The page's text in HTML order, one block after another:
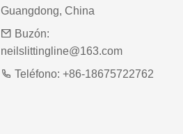
Guangdong, China
Buzón:
neilslittingline@163.com
Teléfono: +86-18675722762